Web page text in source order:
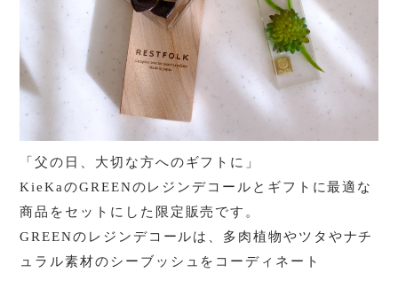
「父の日、大切な方へのギフトに」
KieKaのGREENのレジンデコールとギフトに最適な
商品をセットにした限定販売です。
GREENのレジンデコールは、多肉植物やツタやナチ
ュラル素材のシーブッシュをコーディネート